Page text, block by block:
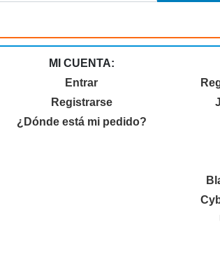
MI CUENTA:
Entrar
Registrarse
¿Dónde está mi pedido?